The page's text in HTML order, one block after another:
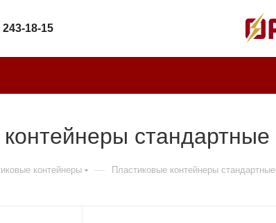
243-18-15
стандартные
контейнеры — Пластиковые контейнеры стандартные